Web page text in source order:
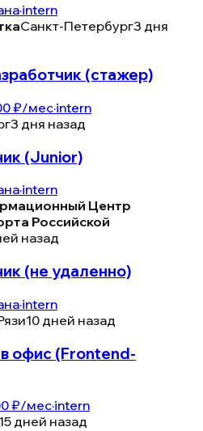
·intern
Санкт-Петербург3 дня
(стажер)
₽/мес·intern
3 дня назад
(Junior)
·intern
Центр
Российской
назад
(не удаленно)
·intern
10 дней назад
офис (Frontend-
₽/мес·intern
15 дней назад